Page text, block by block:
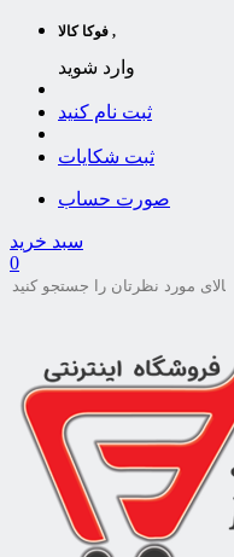
فوکا کالا ,
وارد شوید
ثبت نام کنید
ثبت شکایات
صورت حساب
سبد خرید
0